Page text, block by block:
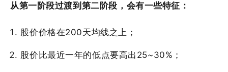
从第一阶段过渡到第二阶段，会有一些特征：
股价价格在200天均线之上；
股价比最近一年的低点要高出25~30%；